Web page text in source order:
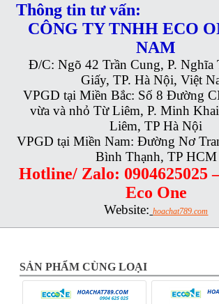
Thông tin tư vấn:
CÔNG TY TNHH ECO
NAM
Đ/C: Ngõ 42 Trần Cung, P. Nghĩa
Giấy, TP. Hà Nội, Việt
VPGD tại Miền Bắc: Số 8 Đường
vừa và nhỏ Từ Liêm, P. Minh
Liêm, TP Hà Nội
VPGD tại Miền Nam: Đường Nơ
Bình Thạnh, TP HCM
Hotline/ Zalo: 0904625025
Eco One
Website: hoachat789.com
SẢN PHẨM CÙNG LOẠI